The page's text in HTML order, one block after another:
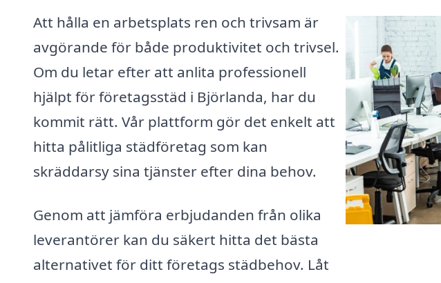
Att hålla en arbetsplats ren och trivsam är
avgörande för både produktivitet och trivsel.
Om du letar efter att anlita professionell
hjälpt för företagsstäd i Björlanda, har du
kommit rätt. Vår plattform gör det enkelt att
hitta pålitliga städföretag som kan
skräddarsy sina tjänster efter dina behov.
Genom att jämföra erbjudanden från olika
leverantörer kan du säkert hitta det bästa
alternativet för ditt företags städbehov. Låt